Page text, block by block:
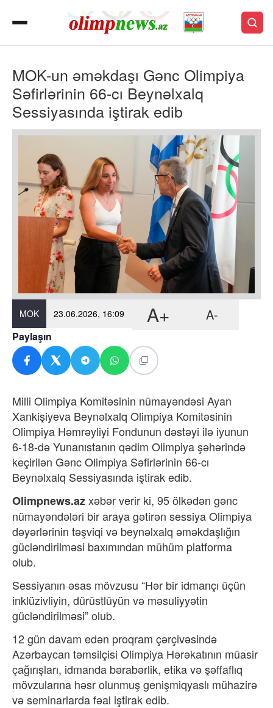
MOK-un əməkdaşı Gənc Olimpiya
Səfirlərinin 66-cı Beynəlxalq
Sessiyasında iştirak edib
MOK 23.06.2026, 16:09 A+ A-
Paylaşın
Milli Olimpiya Komitəsinin nümayəndəsi Ayan
Xankişiyeva Beynəlxalq Olimpiya Komitəsinin
Olimpiya Həmrəyliyi Fondunun dəstəyi ilə iyunun
6-18-də Yunanıstanın qədim Olimpiya şəhərində
keçirilən Gənc Olimpiya Səfirlərinin 66-cı
Beynəlxalq Sessiyasında iştirak edib.
Olimpnews.azxəbər verir ki, 95 ölkədən gənc
nümayəndələri bir araya gətirən sessiya Olimpiya
dəyərlərinin təşviqi və beynəlxalq əməkdaşlığın
gücləndirilməsi baxımından mühüm platforma
olub.
Sessiyanın əsas mövzusu “Hər bir idmançı üçün
inklüzivliyin, dürüstlüyün və məsuliyyətin
gücləndirilməsi” olub.
12 gün davam edən proqram çərçivəsində
Azərbaycan təmsilçisi Olimpiya Hərəkatının müasir
çağırışları, idmanda bərabərlik, etika və şəffaflıq
mövzularına həsr olunmuş genişmiqyaslı mühazirə
və seminarlarda fəal iştirak edib.